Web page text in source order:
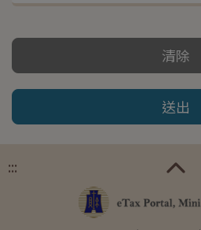
清除
送出
:::